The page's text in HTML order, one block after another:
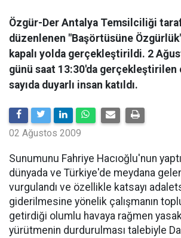
Özgür-Der Antalya Temsilciliği
düzenlenen "Başörtüsüne
kapalı yolda gerçekleştirildi. 2
günü saat 13:30'da gerçekleştirilen
sayıda duyarlı insan katıldı.
02 Ağustos 2009
Sunumunu Fahriye Hacıoğlu'nun
dünyada ve Türkiye'de meydana
vurgulandı ve özellikle katsayı
giderilmesine yönelik çalışmanın
getirdiği olumlu havaya rağmen
yürütmenin durdurulması talebiyle